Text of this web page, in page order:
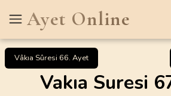
Ayet Online
Vâkıa Sûresi 66. Ayet
Vakıa Suresi